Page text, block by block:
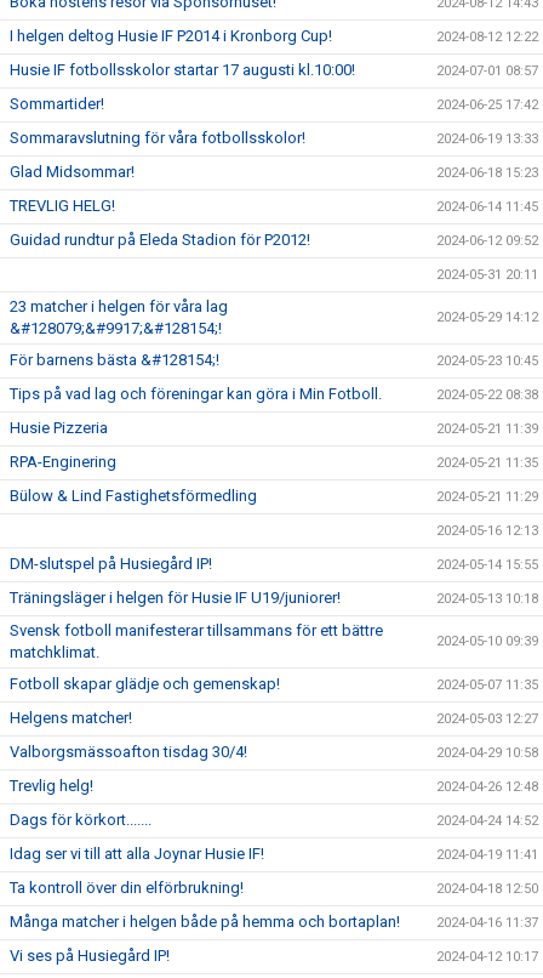
I helgen deltog Husie IF P2014 i Kronborg Cup! 2024-08-12 12:22
Husie IF fotbollsskolor startar 17 augusti kl.10:00! 2024-07-01 08:57
Sommartider! 2024-06-25 17:42
Sommaravslutning för våra fotbollsskolor! 2024-06-19 13:33
Glad Midsommar! 2024-06-18 15:23
TREVLIG HELG! 2024-06-14 11:45
Guidad rundtur på Eleda Stadion för P2012! 2024-06-12 09:52
2024-05-31 20:11
23 matcher i helgen för våra lag
&#128079;&#9917;&#128154;!
2024-05-29 14:12
För barnens bästa &#128154;! 2024-05-23 10:45
Tips på vad lag och föreningar kan göra i Min Fotboll. 2024-05-22 08:38
Husie Pizzeria 2024-05-21 11:39
RPA-Enginering 2024-05-21 11:35
Bülow & Lind Fastighetsförmedling 2024-05-21 11:29
2024-05-16 12:13
DM-slutspel på Husiegård IP! 2024-05-14 15:55
Träningsläger i helgen för Husie IF U19/juniorer! 2024-05-13 10:18
Svensk fotboll manifesterar tillsammans för ett bättre
matchklimat.
2024-05-10 09:39
Fotboll skapar glädje och gemenskap! 2024-05-07 11:35
Helgens matcher! 2024-05-03 12:27
Valborgsmässoafton tisdag 30/4! 2024-04-29 10:58
Trevlig helg! 2024-04-26 12:48
Dags för körkort....... 2024-04-24 14:52
Idag ser vi till att alla Joynar Husie IF! 2024-04-19 11:41
Ta kontroll över din elförbrukning! 2024-04-18 12:50
Många matcher i helgen både på hemma och bortaplan! 2024-04-16 11:37
Vi ses på Husiegård IP! 2024-04-12 10:17